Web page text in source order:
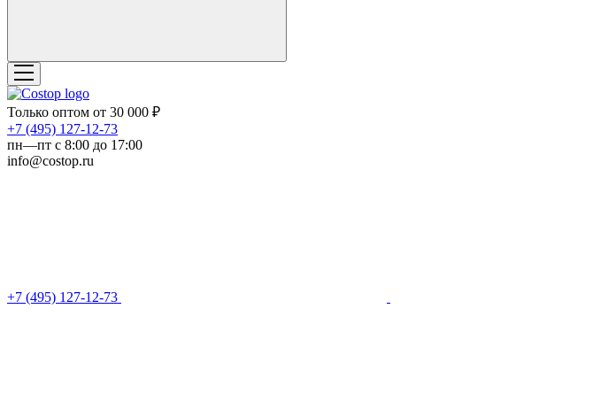
Только оптом от 30 000 ₽
‎+7 (495) 127-12-73
пн—пт с 8:00 до 17:00
info@costop.ru
‎+7 (495) 127-12-73